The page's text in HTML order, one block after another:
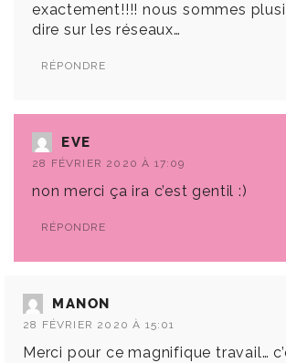
exactement!!!! nous sommes
dire sur les réseaux…
RÉPONDRE
EVE
28 FÉVRIER 2020 À 17:09
non merci ça ira c’est gentil :)
RÉPONDRE
MANON
28 FÉVRIER 2020 À 15:01
Merci pour ce magnifique travail…